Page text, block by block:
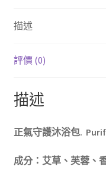
描述
評價 (0)
描述
正氣守護沐浴包.
成分：艾草、芙蓉、